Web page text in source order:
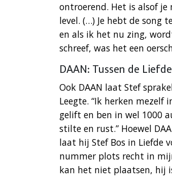
ontroerend. Het is alsof
level. (…) Je hebt de song
en als ik het nu zing,
schreef, was het een
DAAN: Tussen de
Ook DAAN laat Stef
Leegte. “Ik herken mezelf
gelift en ben in wel 1000
stilte en rust.” Hoewel
laat hij Stef Bos in Liefde
nummer plots recht in
kan het niet plaatsen, hij